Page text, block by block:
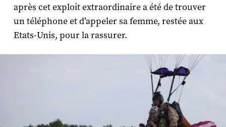
après cet exploit extraordinaire a été de trouver
un téléphone et d’appeler sa femme, restée aux
Etats-Unis, pour la rassurer.